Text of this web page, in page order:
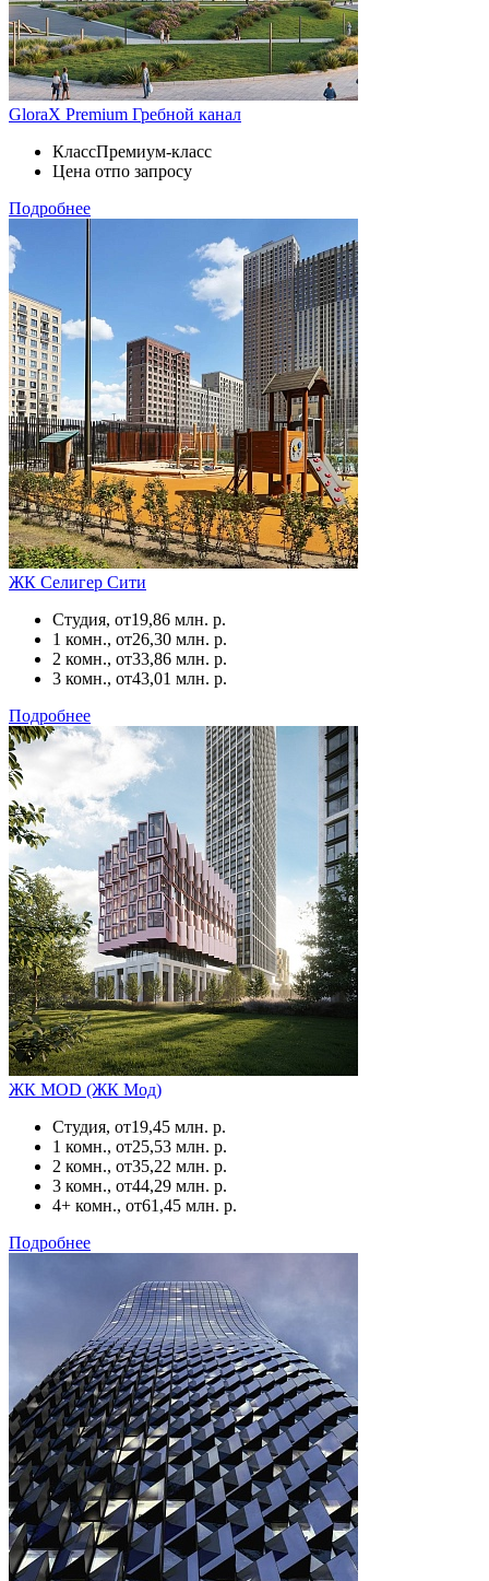
GloraX Premium Гребной канал
КлассПремиум-класс
Цена отпо запросу
Подробнее
ЖК Селигер Сити
Студия, от19,86 млн. р.
1 комн., от26,30 млн. р.
2 комн., от33,86 млн. р.
3 комн., от43,01 млн. р.
Подробнее
ЖК MOD (ЖК Мод)
Студия, от19,45 млн. р.
1 комн., от25,53 млн. р.
2 комн., от35,22 млн. р.
3 комн., от44,29 млн. р.
4+ комн., от61,45 млн. р.
Подробнее